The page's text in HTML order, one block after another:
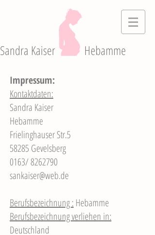
Sandra Kaiser Hebamme
Impressum:
Kontaktdaten:
Sandra Kaiser
Hebamme
Frielinghauser Str.5
58285 Gevelsberg
0163/8262790
sankaiser@web.de
Berufsbezeichnung : Hebamme
Berufsbezeichnung verliehen in:
Deutschland